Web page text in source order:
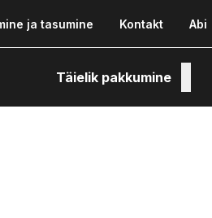
ja tasumine Kontakt Abi
Täielik pakkumine